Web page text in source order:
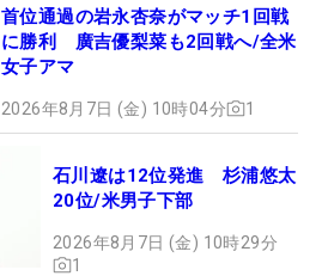
首位通過の岩永杏奈がマッチ1回戦
に勝利 廣吉優梨菜も2回戦へ/全米
女子アマ
2026年8月7日 (金) 10時04分 1
石川遼は12位発進 杉浦悠太
20位/米男子下部
2026年8月7日 (金) 10時29分
1